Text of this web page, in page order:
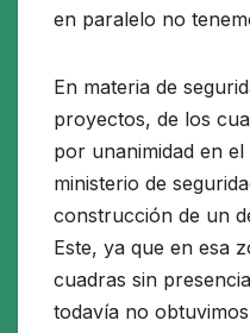
en paralelo no
En materia de
proyectos, de los
por unanimidad en
ministerio de
construcción de un
Este, ya que en esa
cuadras sin
todavía no